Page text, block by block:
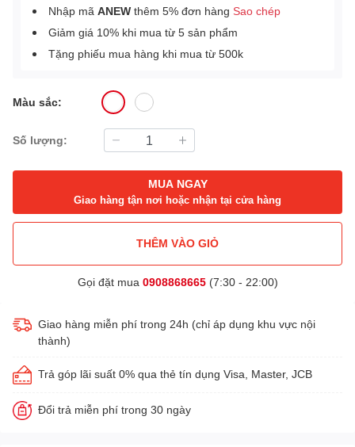
Nhập mã ANEW thêm 5% đơn hàng Sao chép
Giảm giá 10% khi mua từ 5 sản phẩm
Tặng phiếu mua hàng khi mua từ 500k
Màu sắc:
Số lượng:
MUA NGAY
Giao hàng tận nơi hoặc nhận tại cửa hàng
THÊM VÀO GIỎ
Gọi đặt mua 0908868665(7:30 - 22:00)
Giao hàng miễn phí trong 24h (chỉ áp dụng khu vực nội
thành)
Trả góp lãi suất 0% qua thẻ tín dụng Visa, Master, JCB
Đổi trả miễn phí trong 30 ngày